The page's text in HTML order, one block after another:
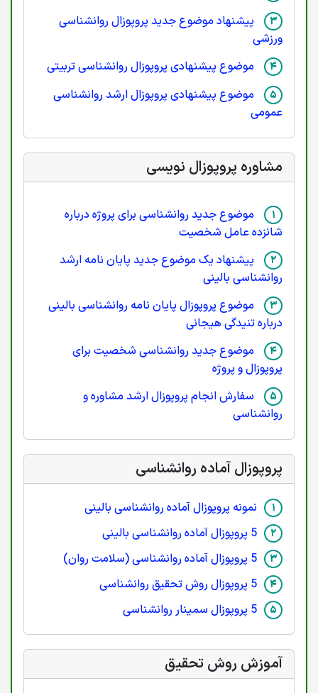
پیشنهاد موضوع جدید پروپوزال روانشناسی
ورزشی
موضوع پیشنهادی پروپوزال روانشناسی تربیتی
موضوع پیشنهادی پروپوزال ارشد روانشناسی
عمومی
مشاوره پروپوزال نویسی
موضوع جدید روانشناسی برای پروژه درباره
شانزده عامل شخصیت
پیشنهاد یک موضوع جدید پایان نامه ارشد
روانشناسی بالینی
موضوع پروپوزال پایان نامه روانشناسی بالینی
درباره تنیدگی هیجانی
موضوع جدید روانشناسی شخصیت برای
پروپوزال و پروژه
سفارش انجام پروپوزال ارشد مشاوره و
روانشناسی
پروپوزال آماده روانشناسی
نمونه پروپوزال آماده روانشناسی بالینی
5 پروپوزال آماده روانشناسی بالینی
5 پروپوزال آماده روانشناسی (سلامت روان)
5 پروپوزال روش تحقیق روانشناسی
5 پروپوزال سمینار روانشناسی
آموزش روش تحقیق